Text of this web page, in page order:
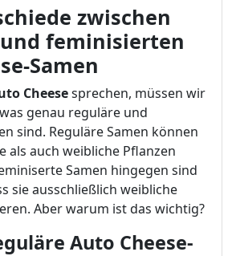
zwischen
feminisierten
Samen
Cheesesprechen, müssen wir
genau reguläre und
sind. Reguläre Samen können
als auch weibliche Pflanzen
Samen hingegen sind
sie ausschließlich weibliche
Aber warum ist das wichtig?
Auto Cheese-